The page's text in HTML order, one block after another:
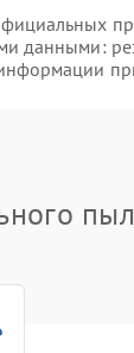
данными: